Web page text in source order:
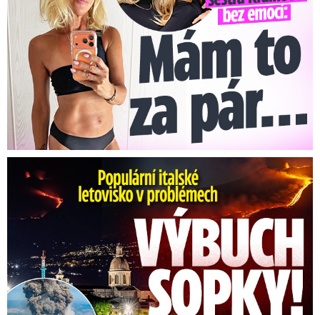
Erupce sicilské sopky Etny: Ruší desítky letů